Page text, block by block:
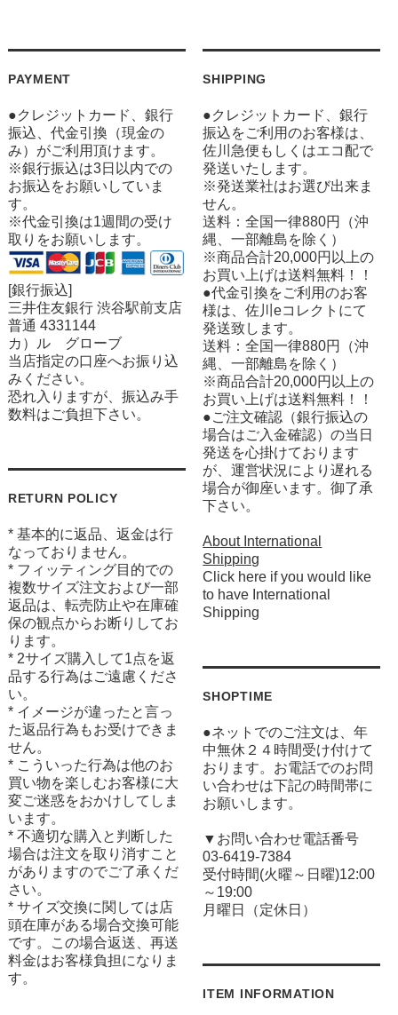
PAYMENT
●クレジットカード、銀行
振込、代金引換（現金の
み）がご利用頂けます。
※銀行振込は3日以内での
お振込をお願いしていま
す。
※代金引換は1週間の受け
取りをお願いします。
[銀行振込]
三井住友銀行 渋谷駅前支店
普通 4331144
カ）ル グローブ
当店指定の口座へお振り込
みください。
恐れ入りますが、振込み手
数料はご負担下さい。
RETURN POLICY
* 基本的に返品、返金は行
なっておりません。
* フィッティング目的での
複数サイズ注文および一部
返品は、転売防止や在庫確
保の観点からお断りしてお
ります。
* 2サイズ購入して1点を返
品する行為はご遠慮くださ
い。
* イメージが違ったと言っ
た返品行為もお受けできま
せん。
* こういった行為は他のお
買い物を楽しむお客様に大
変ご迷惑をおかけしてしま
います。
* 不適切な購入と判断した
場合は注文を取り消すこと
がありますのでご了承くだ
さい。
* サイズ交換に関しては店
頭在庫がある場合交換可能
です。この場合返送、再送
料金はお客様負担になりま
す。
SHIPPING
●クレジットカード、銀行
振込をご利用のお客様は、
佐川急便もしくはエコ配で
発送いたします。
※発送業社はお選び出来ま
せん。
送料：全国一律880円（沖
縄、一部離島を除く）
※商品合計20,000円以上の
お買い上げは送料無料！！
●代金引換をご利用のお客
様は、佐川eコレクトにて
発送致します。
送料：全国一律880円（沖
縄、一部離島を除く）
※商品合計20,000円以上の
お買い上げは送料無料！！
●ご注文確認（銀行振込の
場合はご入金確認）の当日
発送を心掛けております
が、運営状況により遅れる
場合が御座います。御了承
下さい。
About International
Shipping
Click here if you would like
to have International
Shipping
SHOPTIME
●ネットでのご注文は、年
中無休２４時間受け付けて
おります。お電話でのお問
い合わせは下記の時間帯に
お願いします。
▼お問い合わせ電話番号
03-6419-7384
受付時間(火曜～日曜)12:00
～19:00
月曜日（定休日）
ITEM INFORMATION